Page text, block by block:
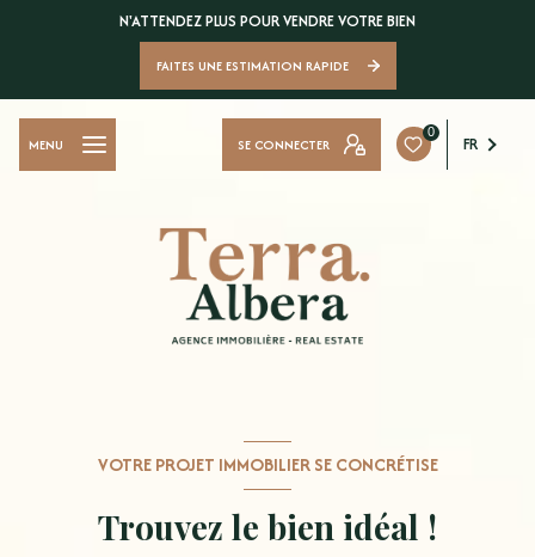
N'ATTENDEZ PLUS POUR VENDRE VOTRE BIEN
FAITES UNE ESTIMATION RAPIDE
SE CONNECTER
0
FR
MENU
VOTRE PROJET IMMOBILIER SE CONCRÉTISE
Trouvez le bien idéal !